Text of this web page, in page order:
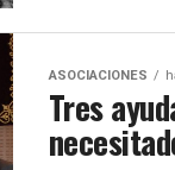
ASOCIACIONES
Tres